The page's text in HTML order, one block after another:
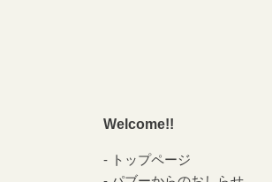
Welcome!!
トップページ